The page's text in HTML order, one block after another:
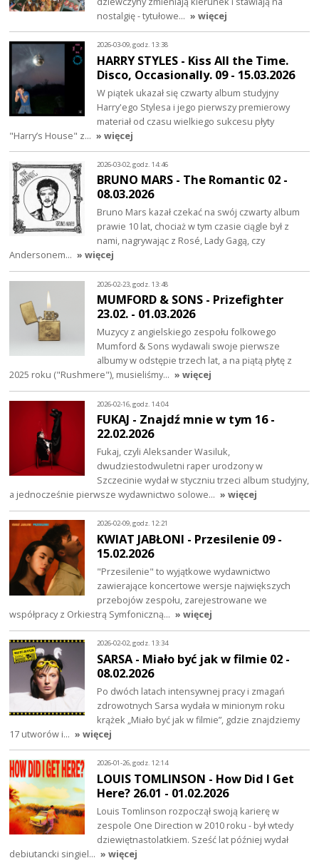
nostalgię - tytułowe… » więcej
2026-03-09, godz. 13:38
HARRY STYLES - Kiss All the Time.
Disco, Occasionally. 09 - 15.03.2026
W piątek ukazał się czwarty album studyjny
Harry'ego Stylesa i jego pierwszy premierowy
materiał od czasu wielkiego sukcesu płyty
"Harry’s House" z… » więcej
2026-03-02, godz. 14:46
BRUNO MARS - The Romantic 02 -
08.03.2026
Bruno Mars kazał czekać na swój czwarty album
prawie 10 lat, chociaż w tym czasie ciągle był z
nami, nagrywając z Rosé, Lady Gagą, czy
Andersonem… » więcej
2026-02-23, godz. 13:48
MUMFORD & SONS - Prizefighter
23.02. - 01.03.2026
Muzycy z angielskiego zespołu folkowego
Mumford & Sons wydawali swoje pierwsze
albumy w odstępie trzech lat, a na piątą płytę z
2025 roku ("Rushmere"), musieliśmy… » więcej
2026-02-16, godz. 14:04
FUKAJ - Znajdź mnie w tym 16 -
22.02.2026
Fukaj, czyli Aleksander Wasiluk,
dwudziestodwuletni raper urodzony w
Szczecinie wydał w styczniu trzeci album studyjny,
a jednocześnie pierwsze wydawnictwo solowe… » więcej
2026-02-09, godz. 12:21
KWIAT JABŁONI - Przesilenie 09 -
15.02.2026
"Przesilenie" to wyjątkowe wydawnictwo
zawierające koncertowe wersje największych
przebojów zespołu, zarejestrowane we
współpracy z Orkiestrą Symfoniczną… » więcej
2026-02-02, godz. 13:34
SARSA - Miało być jak w filmie 02 -
08.02.2026
Po dwóch latach intensywnej pracy i zmagań
zdrowotnych Sarsa wydała w minionym roku
krążek „Miało być jak w filmie”, gdzie znajdziemy
17 utworów i… » więcej
2026-01-26, godz. 12:14
LOUIS TOMLINSON - How Did I Get
Here? 26.01 - 01.02.2026
Louis Tomlinson rozpoczął swoją karierę w
zespole One Direction w 2010 roku - był wtedy
dziewiętnastolatkiem. Sześć lat później wydał
debiutancki singiel… » więcej